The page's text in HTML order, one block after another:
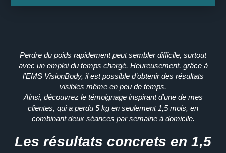
Perdre du poids rapidement peut sembler difficile, surtout
avec un emploi du temps chargé. Heureusement, grâce à
l’EMS VisionBody, il est possible d’obtenir des résultats
visibles même en peu de temps.
Ainsi, découvrez le témoignage inspirant d’une de mes
clientes, qui a perdu 5 kg en seulement 1,5 mois, en
combinantdeux séances par semaine à domicile.
Les résultats concrets en 1,5